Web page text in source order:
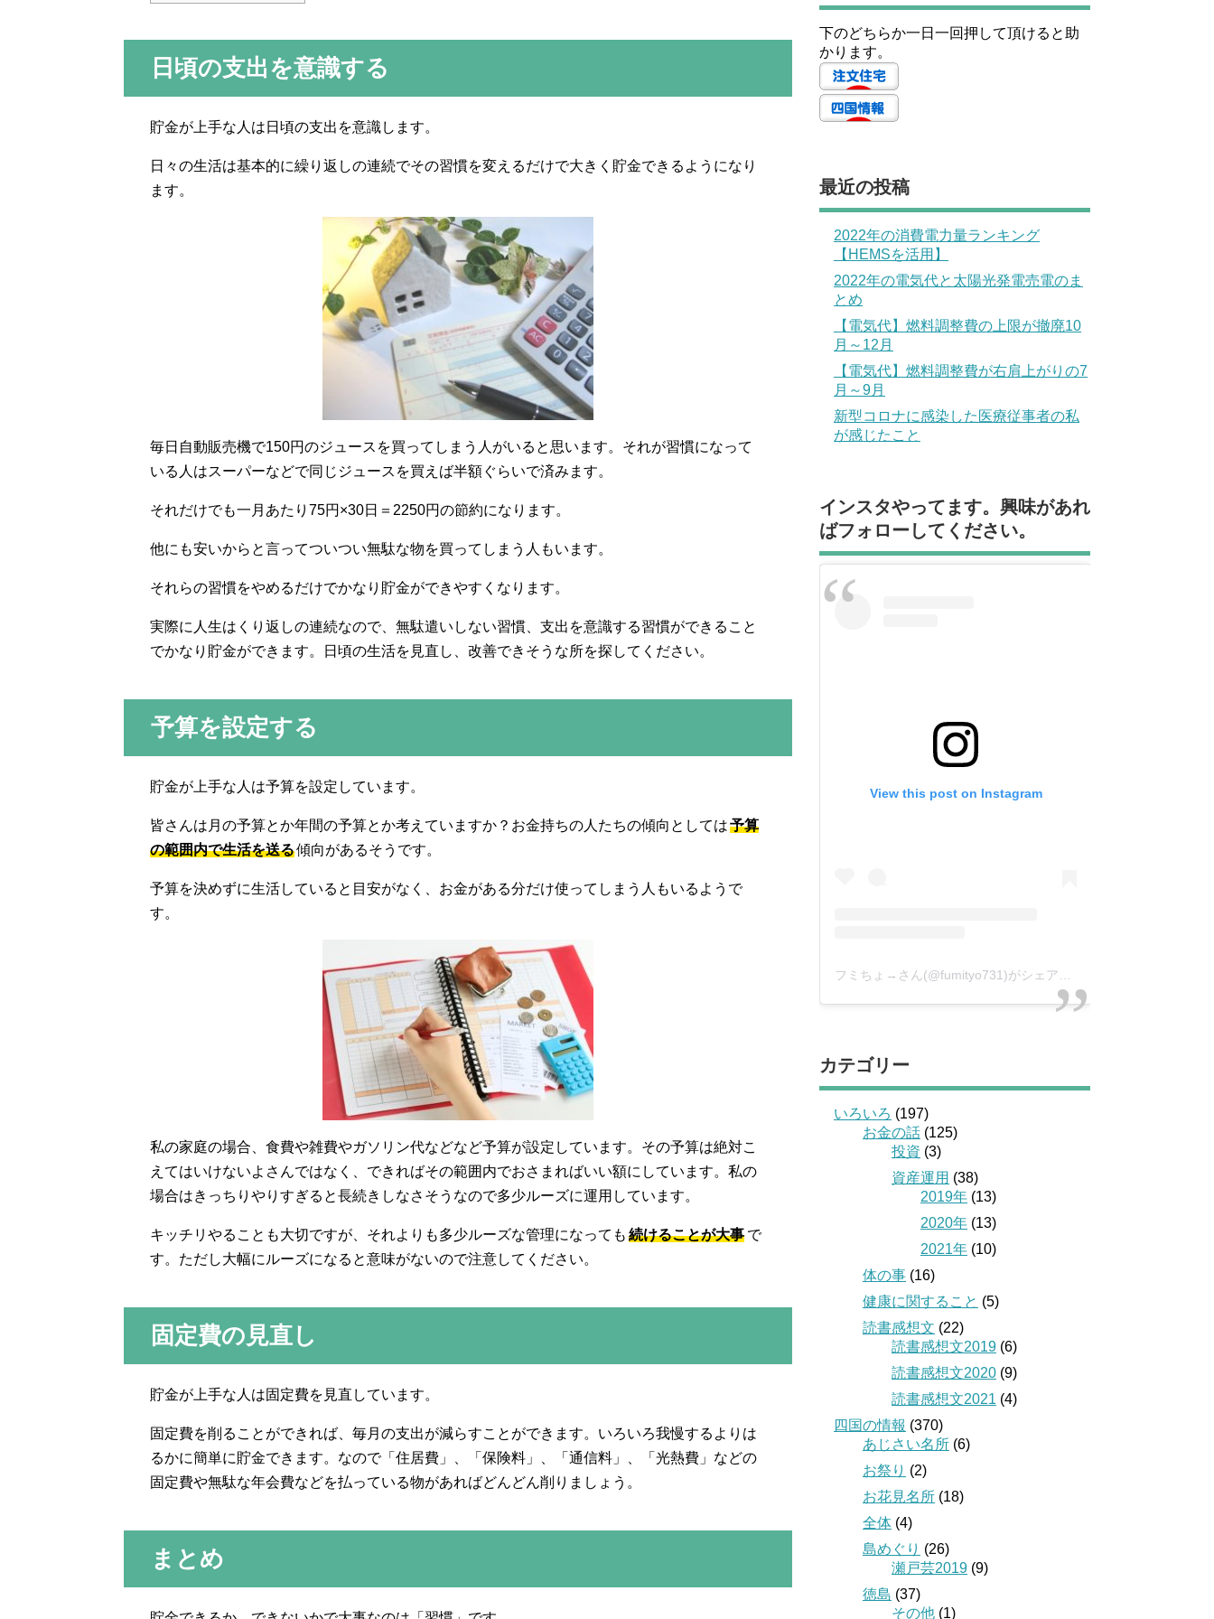
日頃の支出を意識する
貯金が上手な人は日頃の支出を意識します。
日々の生活は基本的に繰り返しの連続でその習慣を変えるだけで大きく貯金できるようになり
ます。
毎日自動販売機で150円のジュースを買ってしまう人がいると思います。それが習慣になって
いる人はスーパーなどで同じジュースを買えば半額ぐらいで済みます。
それだけでも一月あたり75円×30日＝2250円の節約になります。
他にも安いからと言ってついつい無駄な物を買ってしまう人もいます。
それらの習慣をやめるだけでかなり貯金ができやすくなります。
実際に人生はくり返しの連続なので、無駄遣いしない習慣、支出を意識する習慣ができること
でかなり貯金ができます。日頃の生活を見直し、改善できそうな所を探してください。
予算を設定する
貯金が上手な人は予算を設定しています。
皆さんは月の予算とか年間の予算とか考えていますか？お金持ちの人たちの傾向としては予算
の範囲内で生活を送る傾向があるそうです。
予算を決めずに生活していると目安がなく、お金がある分だけ使ってしまう人もいるようで
す。
私の家庭の場合、食費や雑費やガソリン代などなど予算が設定しています。その予算は絶対こ
えてはいけないよさんではなく、できればその範囲内でおさまればいい額にしています。私の
場合はきっちりやりすぎると長続きしなさそうなので多少ルーズに運用しています。
キッチリやることも大切ですが、それよりも多少ルーズな管理になっても 続けることが大事 で
す。ただし大幅にルーズになると意味がないので注意してください。
固定費の見直し
貯金が上手な人は固定費を見直しています。
固定費を削ることができれば、毎月の支出が減らすことができます。いろいろ我慢するよりは
るかに簡単に貯金できます。なので「住居費」、「保険料」、「通信料」、「光熱費」などの
固定費や無駄な年会費などを払っている物があればどんどん削りましょう。
まとめ
下のどちらか一日一回押して頂けると助
かります。
最近の投稿
2022年の消費電力量ランキング
【HEMSを活用】
2022年の電気代と太陽光発電売電のま
とめ
【電気代】燃料調整費の上限が撤廃10
月～12月
【電気代】燃料調整費が右肩上がりの7
月～9月
新型コロナに感染した医療従事者の私
が感じたこと
インスタやってます。興味があれ
ばフォローしてください。
View this post on Instagram
フミちょ→さん(@fumityo731)がシェアした投稿
カテゴリー
いろいろ (197)
お金の話 (125)
投資 (3)
資産運用 (38)
2019年 (13)
2020年 (13)
2021年 (10)
体の事 (16)
健康に関すること (5)
読書感想文 (22)
読書感想文2019 (6)
読書感想文2020 (9)
読書感想文2021 (4)
四国の情報 (370)
あじさい名所 (6)
お祭り (2)
お花見名所 (18)
全体 (4)
島めぐり (26)
瀬戸芸2019 (9)
徳島 (37)
その他 (1)